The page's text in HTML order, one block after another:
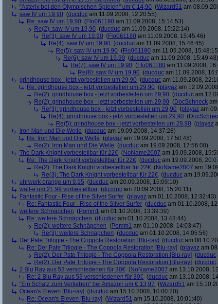
"Asterix bei den Olympischen Spielen" um € 14,90 (Wizard51 am
saw IV um 19,90 (ducduc am 11.09.2008, 12:20:55)
Re: saw IV um 19,90 (Flo061180 am 11.09.2008, 15:14:53)
Re(2): saw IV um 19,90 (ducduc am 11.09.2008, 15:22:14)
Re(3): saw IV um 19,90 (Flo061180 am 11.09.2008, 15:45:46)
Re(4): saw IV um 19,90 (ducduc am 11.09.2008, 15:46:45)
Re(5): saw IV um 19,90 (Flo061180 am 11.09.2008,
Re(6): saw IV um 19,90 (ducduc am 11.09.2008, 15:49:48)
Re(7): saw IV um 19,90 (Flo061180 am 11.09.2008,
Re(8): saw IV um 19,90 (ducduc am 11.09.2008,
grindhouse box - jetzt vorbestellen um 29,90 (ducduc am 11.09.2008,
Re: grindhouse box - jetzt vorbestellen um 29,90 (playaz am
Re(2): grindhouse box - jetzt vorbestellen um 29,90 (ducduc am
Re(2): grindhouse box - jetzt vorbestellen um 29,90 (DocSchneck
Re(3): grindhouse box - jetzt vorbestellen um 29,90 (playaz am
Re(4): grindhouse box - jetzt vorbestellen um 29,90 (
Re(5): grindhouse box - jetzt vorbestellen um 29,90 (playaz
Iron Man und Die Welle (ducduc am 19.09.2008, 14:37:28)
Re: Iron Man und Die Welle (playaz am 19.09.2008, 17:50:48)
Re(2): Iron Man und Die Welle (ducduc am 19.09.2008, 17:56:00)
The Dark Knight vorbestellbar für 22€ (NoName2007 am 19.09.2008,
Re: The Dark Knight vorbestellbar für 22€ (ducduc am 19.09.2008,
Re(2): The Dark Knight vorbestellbar für 22€ (NoName2007 am
Re(3): The Dark Knight vorbestellbar für 22€ (ducduc am
uhrwerk orange um 9,95 (ducduc am 20.09.2008, 15:09:10)
wall-e um 21,99 vorbestellbar (ducduc am 20.09.2008, 15:20:11)
Fantastic Four - Rise of the Silver Surfer (playaz am 01.10.2008, 12:32:43)
Re: Fantastic Four - Rise of the Silver Surfer (ducduc am 01.10.2008,
weitere Schnäpchen (Pomm1 am 01.10.2008, 13:39:39)
Re: weitere Schnäpchen (ducduc am 01.10.2008, 13:43:44)
Re(2): weitere Schnäpchen (Pomm1 am 01.10.2008, 14:03:47)
Re(3): weitere Schnäpchen (ducduc am 01.10.2008, 14:05:56)
Der Pate Trilogie - The Coppola Restoration [Blu-ray] (ducduc am
Re: Der Pate Trilogie - The Coppola Restoration [Blu-ray] (playaz am
Re(2): Der Pate Trilogie - The Coppola Restoration [Blu-ray] (ducduc
Re(2): Der Pate Trilogie - The Coppola Restoration [Blu-ray] (ducduc
2 Blu Ray aus 53 verschiedenen für 30€ (NoName2007 am 13.10.2008,
Re: 2 Blu Ray aus 53 verschiedenen für 30€ (ducduc am 13.10.2008,
"Ein Schatz zum Verlieben" bei Amazon um € 13,97 (Wizard51 am
Ocean's Eleven [Blu-ray] (ducduc am 15.10.2008, 10:00:20)
Re: Ocean's Eleven [Blu-ray] (Wizard51 am 15.10.2008, 10:01:40)